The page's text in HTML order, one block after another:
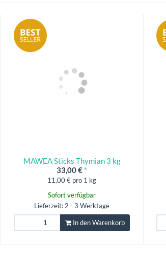
MAWEA Sticks Thymian 3 kg
33,00 € *
11,00 € pro 1 kg
Sofort verfügbar
Lieferzeit: 2 - 3 Werktage
In den Warenkorb